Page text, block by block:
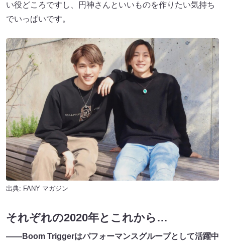
い役どころですし、円神さんといいものを作りたい気持ち
でいっぱいです。
出典: FANY マガジン
それぞれの2020年とこれから…
――Boom Triggerはパフォーマンスグループとして活躍中